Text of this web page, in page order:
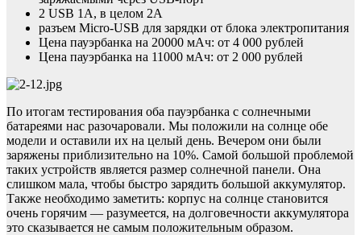
2 USB 1А, в целом 2А
разъем Micro-USB для зарядки от блока электропитания
Цена пауэрбанка на 20000 мАч: от 4 000 рублей
Цена пауэрбанка на 11000 мАч: от 2 000 рублей
По итогам тестирования оба пауэрбанка с солнечными
батареями нас разочаровали. Мы положили на солнце обе
модели и оставили их на целый день. Вечером они были
заряжены приблизительно на 10%. Самой большой проблемой
таких устройств является размер солнечной панели. Она
слишком мала, чтобы быстро зарядить большой аккумулятор.
Также необходимо заметить: корпус на солнце становится
очень горячим — разумеется, на долговечности аккумулятора
это сказывается не самым положительным образом.